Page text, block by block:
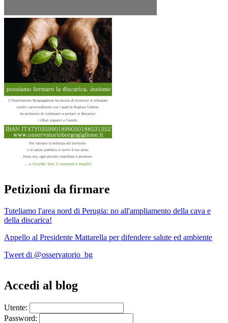
Petizioni da firmare
Tuteliamo l'area nord di Perugia: no all'ampliamento della cava e
della discarica!
Appello al Presidente Mattarella per difendere salute ed ambiente
Tweet di @osservatorio_bg
Accedi al blog
Utente:
Password: